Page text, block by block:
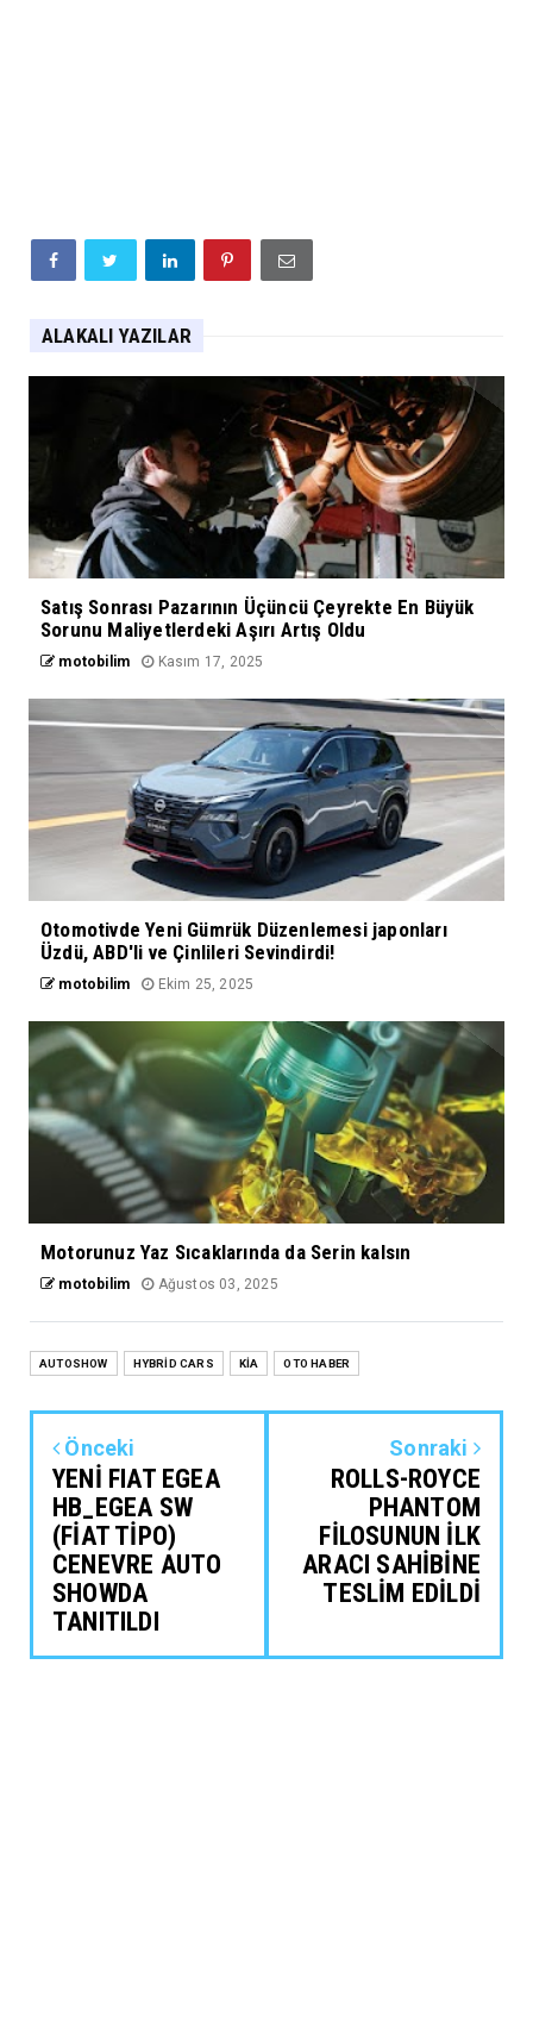
ALAKALI YAZILAR
Satış Sonrası Pazarının Üçüncü Çeyrekte En Büyük
Sorunu Maliyetlerdeki Aşırı Artış Oldu
motobilim Kasım 17, 2025
Otomotivde Yeni Gümrük Düzenlemesi japonları
Üzdü, ABD'li ve Çinlileri Sevindirdi!
motobilim Ekim 25, 2025
Motorunuz Yaz Sıcaklarında da Serin kalsın
motobilim Ağustos 03, 2025
AUTOSHOW HYBRİD CARS KİA OTO HABER
Önceki
YENİ FIAT EGEA
HB_EGEA SW
(FİAT TİPO)
CENEVRE AUTO
SHOWDA
TANITILDI
Sonraki
ROLLS-ROYCE
PHANTOM
FİLOSUNUN İLK
ARACI SAHİBİNE
TESLİM EDİLDİ